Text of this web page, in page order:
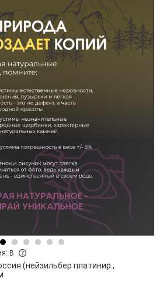
B
(нейзильбер платинир.,